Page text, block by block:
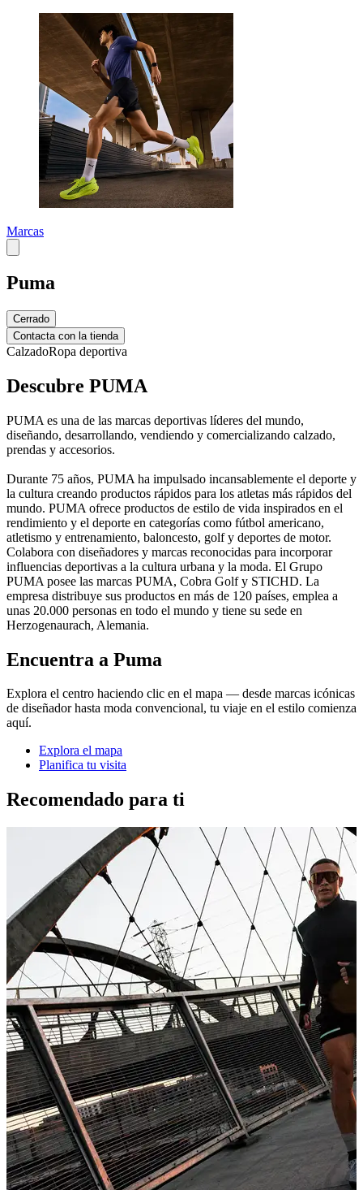
Marcas
Puma
Cerrado
Contacta con la tienda
CalzadoRopa deportiva
Descubre PUMA
PUMA es una de las marcas deportivas líderes del mundo,
diseñando, desarrollando, vendiendo y comercializando calzado,
prendas y accesorios.
Durante 75 años, PUMA ha impulsado incansablemente el deporte y
la cultura creando productos rápidos para los atletas más rápidos del
mundo. PUMA ofrece productos de estilo de vida inspirados en el
rendimiento y el deporte en categorías como fútbol americano,
atletismo y entrenamiento, baloncesto, golf y deportes de motor.
Colabora con diseñadores y marcas reconocidas para incorporar
influencias deportivas a la cultura urbana y la moda. El Grupo
PUMA posee las marcas PUMA, Cobra Golf y STICHD. La
empresa distribuye sus productos en más de 120 países, emplea a
unas 20.000 personas en todo el mundo y tiene su sede en
Herzogenaurach, Alemania.
Encuentra a Puma
Explora el centro haciendo clic en el mapa — desde marcas icónicas
de diseñador hasta moda convencional, tu viaje en el estilo comienza
aquí.
Explora el mapa
Planifica tu visita
Recomendado para ti